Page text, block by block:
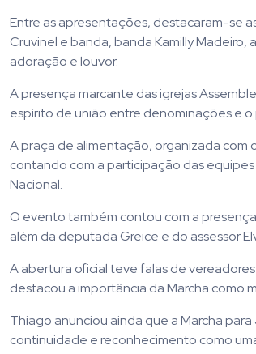
Entre as apresentações, destacaram-se
Cruvinel e banda, banda Kamilly
adoração e louvor.
A presença marcante das igrejas
espírito de união entre denominações e
A praça de alimentação, organizada com
contando com a participação das equipes
Nacional.
O evento também contou com a
além da deputada Greice e do assessor
A abertura oficial teve falas de
destacou a importância da Marcha como
Thiago anunciou ainda que a Marcha
continuidade e reconhecimento como